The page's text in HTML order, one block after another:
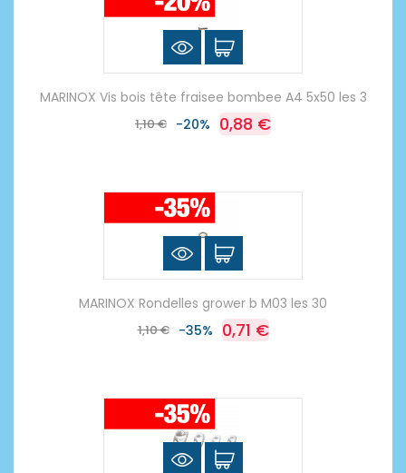
MARINOX Vis bois tête fraisee bombee A4 5x50 les 3
1,10 € -20% 0,88 €
MARINOX Rondelles grower b M03 les 30
1,10 € -35% 0,71 €